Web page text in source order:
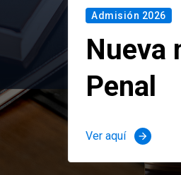
Admisión 2026
Nueva
Penal
Ver aquí arrow_forward